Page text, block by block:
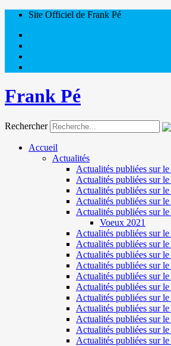
Site Officiel de Frank Pé
Frank Pé
Rechercher
Accueil
Actualités
Actualités publiées sur
Actualités publiées sur
Actualités publiées sur
Actualités publiées sur
Actualités publiées sur le
Voeux 2021
Actualités publiées sur
Actualités publiées sur
Actualités publiées sur
Actualités publiées sur
Actualités publiées sur
Actualités publiées sur
Actualités publiées sur
Actualités publiées sur
Actualités publiées sur le
Actualités publiées sur
Actualités publiées sur